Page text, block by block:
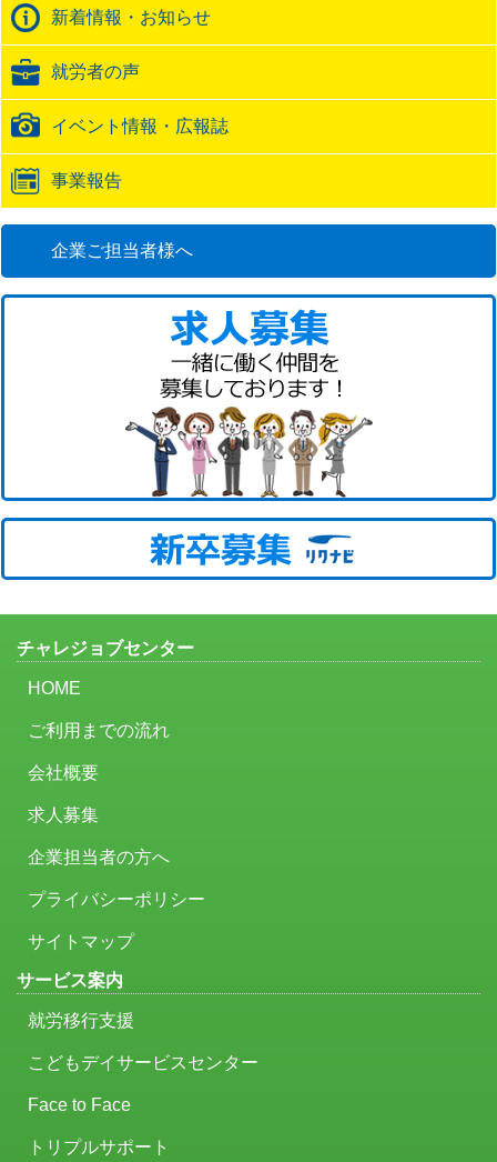
バ
ッ
URL
新着情報・お知らせ
就労者の声
イベント情報・広報誌
事業報告
企業ご担当者様へ
チャレジョブセンター
HOME
ご利用までの流れ
会社概要
求人募集
企業担当者の方へ
プライバシーポリシー
サイトマップ
サービス案内
就労移行支援
こどもデイサービスセンター
Face to Face
トリプルサポート